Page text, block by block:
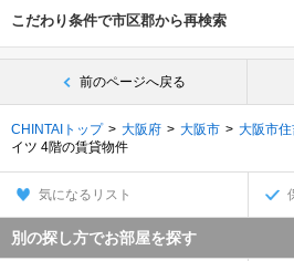
こだわり条件で市区郡から再検索
前のページへ戻る
CHINTAIトップ 大阪府 大阪市 大阪市住
イツ 4階の賃貸物件
気になるリスト
別の探し方でお部屋を探す